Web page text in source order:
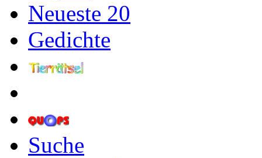
Neueste 20
Gedichte
Suche